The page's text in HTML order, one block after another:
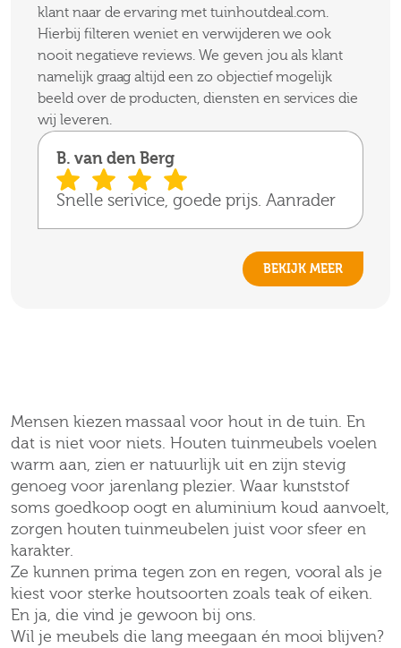
klant naar de ervaring met tuinhoutdeal.com.
Hierbij filteren weniet en verwijderen we ook
nooit negatieve reviews. We geven jou als klant
namelijk graag altijd een zo objectief mogelijk
beeld over de producten, diensten en services die
wij leveren.
B. van den Berg
Snelle serivice, goede prijs. Aanrader
BEKIJK MEER
Mensen kiezen massaal voor hout in de tuin. En
dat is niet voor niets. Houten tuinmeubels voelen
warm aan, zien er natuurlijk uit en zijn stevig
genoeg voor jarenlang plezier. Waar kunststof
soms goedkoop oogt en aluminium koud aanvoelt,
zorgen houten tuinmeubelen juist voor sfeer en
karakter.
Ze kunnen prima tegen zon en regen, vooral als je
kiest voor sterke houtsoorten zoals teak of eiken.
En ja, die vind je gewoon bij ons.
Wil je meubels die lang meegaan én mooi blijven?